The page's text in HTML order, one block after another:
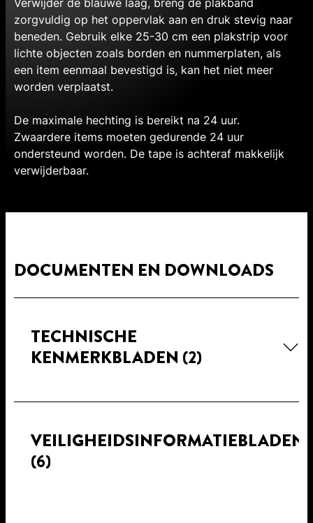
Verwijder de blauwe laag, breng de plakband
zorgvuldig op het oppervlak aan en druk stevig naar
beneden. Gebruik elke 25-30 cm een plakstrip voor
lichte objecten zoals borden en nummerplaten, als
een item eenmaal bevestigd is, kan het niet meer
worden verplaatst.
De maximale hechting is bereikt na 24 uur.
Zwaardere items moeten gedurende 24 uur
ondersteund worden. De tape is achteraf makkelijk
verwijderbaar.
DOCUMENTEN EN DOWNLOADS
TECHNISCHE
KENMERKBLADEN (2)
VEILIGHEIDSINFORMATIEBLADEN
(6)